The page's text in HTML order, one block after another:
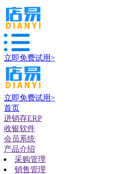
立即免费试用>
立即免费试用>
首页
进销存ERP
收银软件
会员系统
产品介绍
采购管理
销售管理